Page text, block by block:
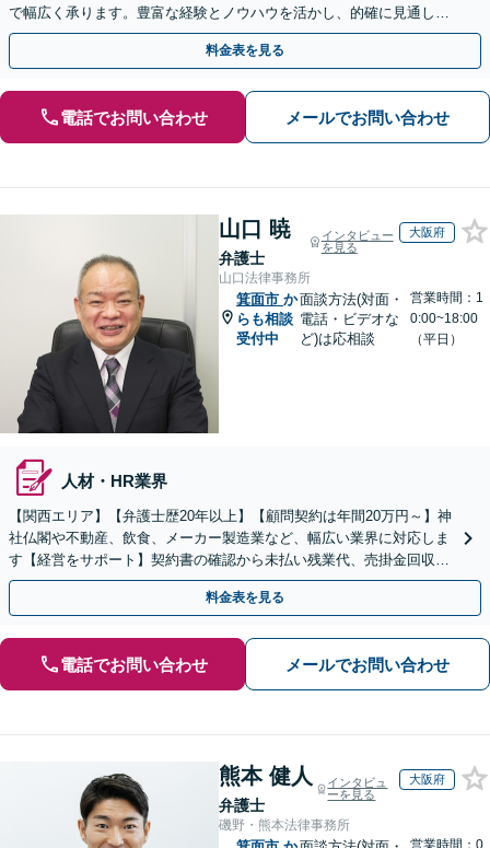
で幅広く承ります。豊富な経験とノウハウを活かし、的確に見通しを
立て先手を打った対応が強みです。顧問契約の実績も多数
料金表を見る
電話でお問い合わせ メールでお問い合わせ
山口 暁
弁護士
インタビュー
を見る
大阪府
山口法律事務所
箕面市 か
らも相談
受付中
面談方法(対面・
電話・ビデオな
ど)は応相談
営業時間：1
0:00~18:00
（平日）
人材・HR業界
【関西エリア】【弁護士歴20年以上】【顧問契約は年間20万円～】神
社仏閣や不動産、飲食、メーカー製造業など、幅広い業界に対応しま
す【経営をサポート】契約書の確認から未払い残業代、売掛金回収、
事業承継までお任せください【初回面談無料】
料金表を見る
電話でお問い合わせ メールでお問い合わせ
熊本 健人
弁護士
インタビュ
ーを見る
大阪府
磯野・熊本法律事務所
営業時間：0